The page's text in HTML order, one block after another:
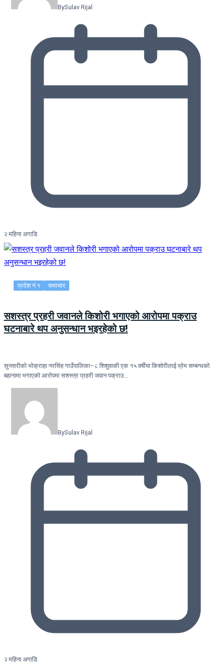
BySulav Rijal
२ महिना अगाडि
प्रदेश नं १ समाचार
सशस्त्र प्रहरी जवानले किशोरी भगाएको आरोपमा पक्राउ
घटनाबारे थप अनुसन्धान भइरहेको छ!
सुनसरीको भोक्राहा नरसिंह गाउँपालिका–८ शिशुवाकी एक १५ वर्षीया किशोरीलाई प्रेम सम्बन्धको
बहानामा भगाएको आरोपमा सशस्त्र प्रहरी जवान पक्राउ…
BySulav Rijal
२ महिना अगाडि